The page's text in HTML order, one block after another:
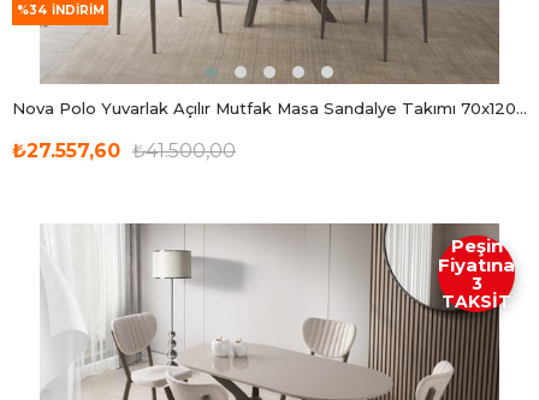
Nova Polo Yuvarlak Açılır Mutfak Masa Sandalye Takımı 70x120cm
₺27.557,60 ₺41.500,00
%34 İNDIRIM
Peşin
Fiyatına
3
TAKSİT